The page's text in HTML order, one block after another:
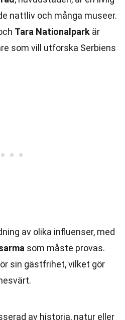
nattliv och många museer.
Tara Nationalpark är
som vill utforska Serbiens
av olika influenser, med
som måste provas.
sin gästfrihet, vilket gör
av historia, natur eller